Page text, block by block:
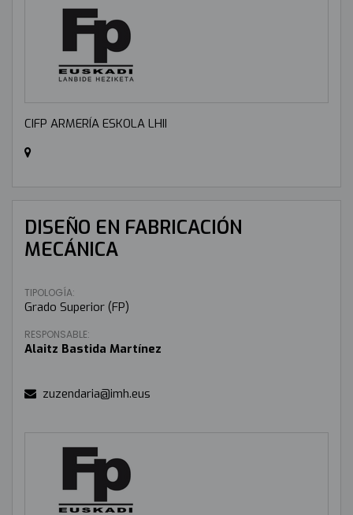
CIFP ARMERÍA ESKOLA LHII
DISEÑO EN FABRICACIÓN
MECÁNICA
TIPOLOGÍA:
Grado Superior (FP)
RESPONSABLE:
Alaitz Bastida Martínez
zuzendaria@imh.eus